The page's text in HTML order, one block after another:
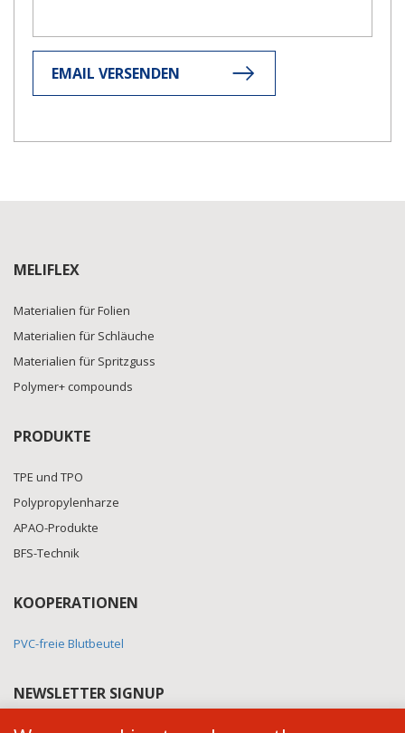
EMAIL VERSENDEN
MELIFLEX
Materialien für Folien
Materialien für Schläuche
Materialien für Spritzguss
Polymer+ compounds
PRODUKTE
TPE und TPO
Polypropylenharze
APAO-Produkte
BFS-Technik
KOOPERATIONEN
PVC-freie Blutbeutel
NEWSLETTER SIGNUP